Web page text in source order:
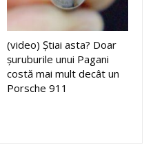
(video) Știai asta? Doar
șuruburile unui Pagani
costă mai mult decât un
Porsche 911